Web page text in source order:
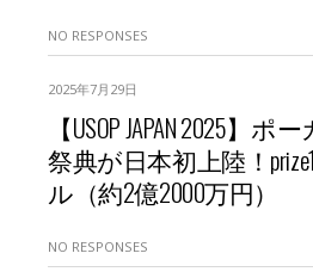
NO RESPONSES
2025年7月29日
【USOP JAPAN 2025】ポ
祭典が日本初上陸！
ル（約2億2000万円）
NO RESPONSES